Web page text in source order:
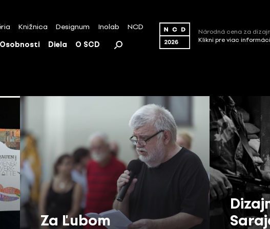
Knižnica Designum Inolab NCD
Osobnosti Diela O SCD
Národná cena za
Klikni pre viac
Za Ľubom